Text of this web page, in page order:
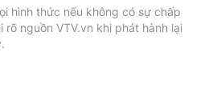
hình thức nếu không có sự chấp
rõ nguồn VTV.vn khi phát hành lại